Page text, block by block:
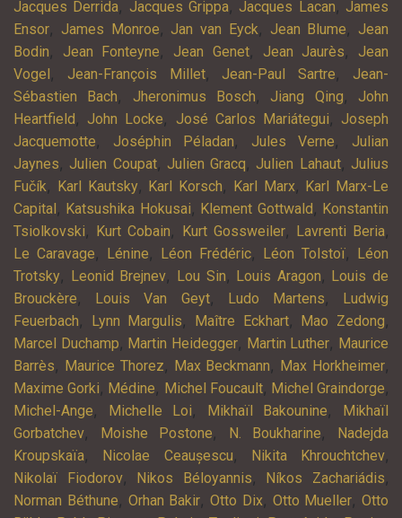
Jacques Derrida, Jacques Grippa, Jacques Lacan, James
Ensor, James Monroe, Jan van Eyck, Jean Blume, Jean
Bodin, Jean Fonteyne, Jean Genet, Jean Jaurès, Jean
Vogel , Jean-François Millet, Jean-Paul Sartre, Jean-
Sébastien Bach, Jheronimus Bosch, Jiang Qing, John
Heartfield , John Locke, José Carlos Mariátegui, Joseph
Jacquemotte, Joséphin Péladan, Jules Verne, Julian
Jaynes, Julien Coupat, Julien Gracq, Julien Lahaut, Julius
Fučík, Karl Kautsky, Karl Korsch, Karl Marx, Karl Marx-Le
Capital , Katsushika Hokusai, Klement Gottwald , Konstantin
Tsiolkovski, Kurt Cobain, Kurt Gossweiler, Lavrenti Beria,
Le Caravage, Lénine, Léon Frédéric, Léon Tolstoï,
Léon
Trotsky, Leonid Brejnev, Lou Sin, Louis Aragon, Louis de
Brouckère, Louis Van Geyt, Ludo Martens,
Ludwig
Feuerbach, Lynn Margulis, Maître Eckhart, Mao Zedong,
Marcel Duchamp, Martin Heidegger, Martin Luther, Maurice
Barrès, Maurice Thorez, Max Beckmann, Max Horkheimer,
Maxime Gorki, Médine, Michel Foucault, Michel Graindorge,
Michel-Ange, Michelle Loi, Mikhaïl Bakounine,
Mikhaïl
Gorbatchev, Moishe Postone, N. Boukharine,
Nadejda
Kroupskaïa, Nicolae Ceaușescu, Nikita Khrouchtchev,
Nikolaï Fiodorov, Nikos Béloyannis, Níkos Zachariádis,
Norman Béthune, Orhan Bakir, Otto Dix, Otto Mueller, Otto